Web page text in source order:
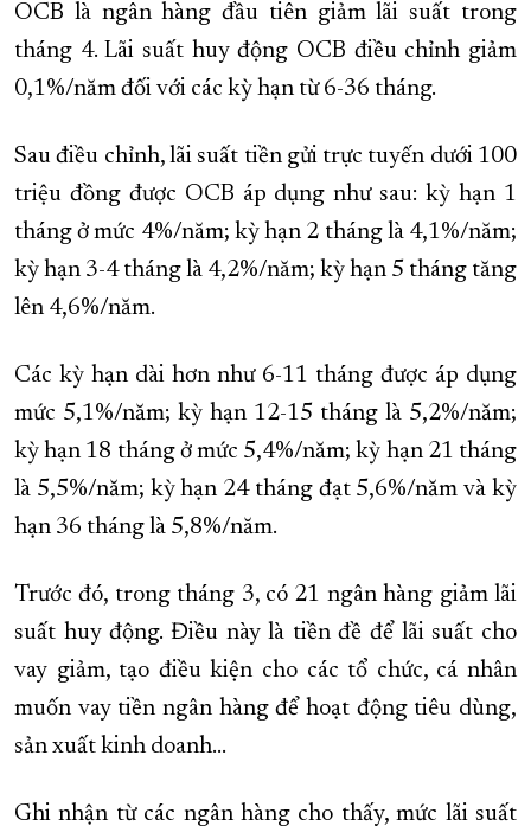
OCB là ngân hàng đầu tiên giảm lãi suất trong
tháng 4. Lãi suất huy động OCB điều chỉnh giảm
0,1%/năm đối với các kỳ hạn từ 6-36 tháng.
Sau điều chỉnh, lãi suất tiền gửi trực tuyến dưới 100
triệu đồng được OCB áp dụng như sau: kỳ hạn 1
tháng ở mức 4%/năm; kỳ hạn 2 tháng là 4,1%/năm;
kỳ hạn 3-4 tháng là 4,2%/năm; kỳ hạn 5 tháng tăng
lên 4,6%/năm.
Các kỳ hạn dài hơn như 6-11 tháng được áp dụng
mức 5,1%/năm; kỳ hạn 12-15 tháng là 5,2%/năm;
kỳ hạn 18 tháng ở mức 5,4%/năm; kỳ hạn 21 tháng
là 5,5%/năm; kỳ hạn 24 tháng đạt 5,6%/năm và kỳ
hạn 36 tháng là 5,8%/năm.
Trước đó, trong tháng 3, có 21 ngân hàng giảm lãi
suất huy động. Điều này là tiền đề để lãi suất cho
vay giảm, tạo điều kiện cho các tổ chức, cá nhân
muốn vay tiền ngân hàng để hoạt động tiêu dùng,
sản xuất kinh doanh…
Ghi nhận từ các ngân hàng cho thấy, mức lãi suất